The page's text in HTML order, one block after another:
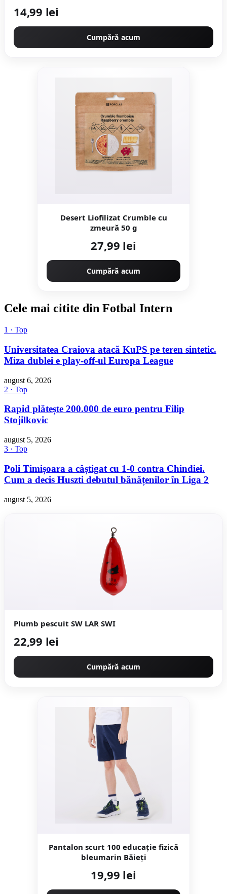
14,99 lei
Cumpără acum
Desert Liofilizat Crumble cu
zmeură 50 g
27,99 lei
Cumpără acum
Cele mai citite din Fotbal Intern
1 · Top
Universitatea Craiova atacă KuPS pe teren sintetic.
Miza dublei e play-off-ul Europa League
august 6, 2026
2 · Top
Rapid plătește 200.000 de euro pentru Filip
Stojilkovic
august 5, 2026
3 · Top
Poli Timișoara a câștigat cu 1-0 contra Chindiei.
Cum a decis Huszti debutul bănățenilor în Liga 2
august 5, 2026
Plumb pescuit SW LAR SWI
22,99 lei
Cumpără acum
Pantalon scurt 100 educație fizică
bleumarin Băieți
19,99 lei